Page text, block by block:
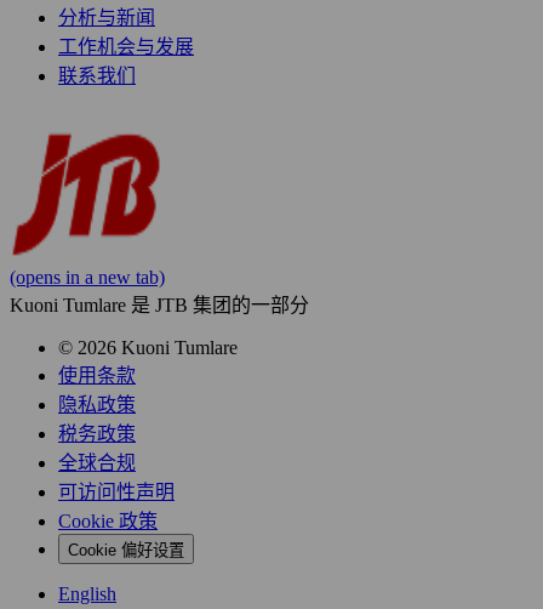
分析与新闻
工作机会与发展
联系我们
(opens in a new tab)
Kuoni Tumlare 是 JTB 集团的一部分
© 2026 Kuoni Tumlare
使用条款
隐私政策
税务政策
全球合规
可访问性声明
Cookie 政策
Cookie 偏好设置
English